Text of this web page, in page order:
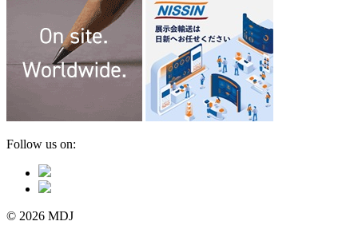
Follow us on:
© 2026 MDJ